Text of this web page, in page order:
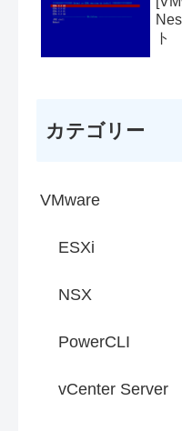
ト
カテゴリー
VMware
ESXi
NSX
PowerCLI
vCenter Server